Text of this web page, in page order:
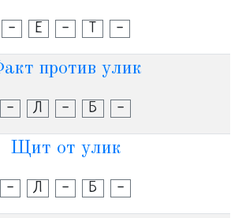
- Е - Т -
против улик
- Л - Б -
Щит от улик
- Л - Б -